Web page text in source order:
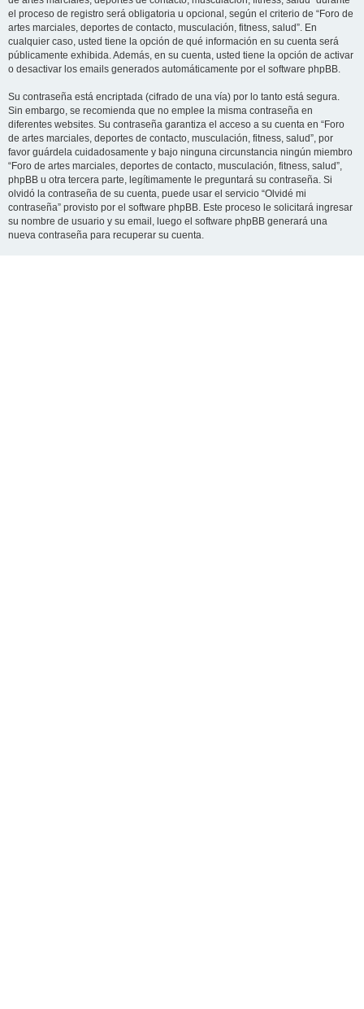
el proceso de registro será obligatoria u opcional, según el criterio de “Foro de
artes marciales, deportes de contacto, musculación, fitness, salud”. En
cualquier caso, usted tiene la opción de qué información en su cuenta será
públicamente exhibida. Además, en su cuenta, usted tiene la opción de activar
o desactivar los emails generados automáticamente por el software phpBB.
Su contraseña está encriptada (cifrado de una vía) por lo tanto está segura.
Sin embargo, se recomienda que no emplee la misma contraseña en
diferentes websites. Su contraseña garantiza el acceso a su cuenta en “Foro
de artes marciales, deportes de contacto, musculación, fitness, salud”, por
favor guárdela cuidadosamente y bajo ninguna circunstancia ningún miembro
“Foro de artes marciales, deportes de contacto, musculación, fitness, salud”,
phpBB u otra tercera parte, legítimamente le preguntará su contraseña. Si
olvidó la contraseña de su cuenta, puede usar el servicio “Olvidé mi
contraseña” provisto por el software phpBB. Este proceso le solicitará ingresar
su nombre de usuario y su email, luego el software phpBB generará una
nueva contraseña para recuperar su cuenta.